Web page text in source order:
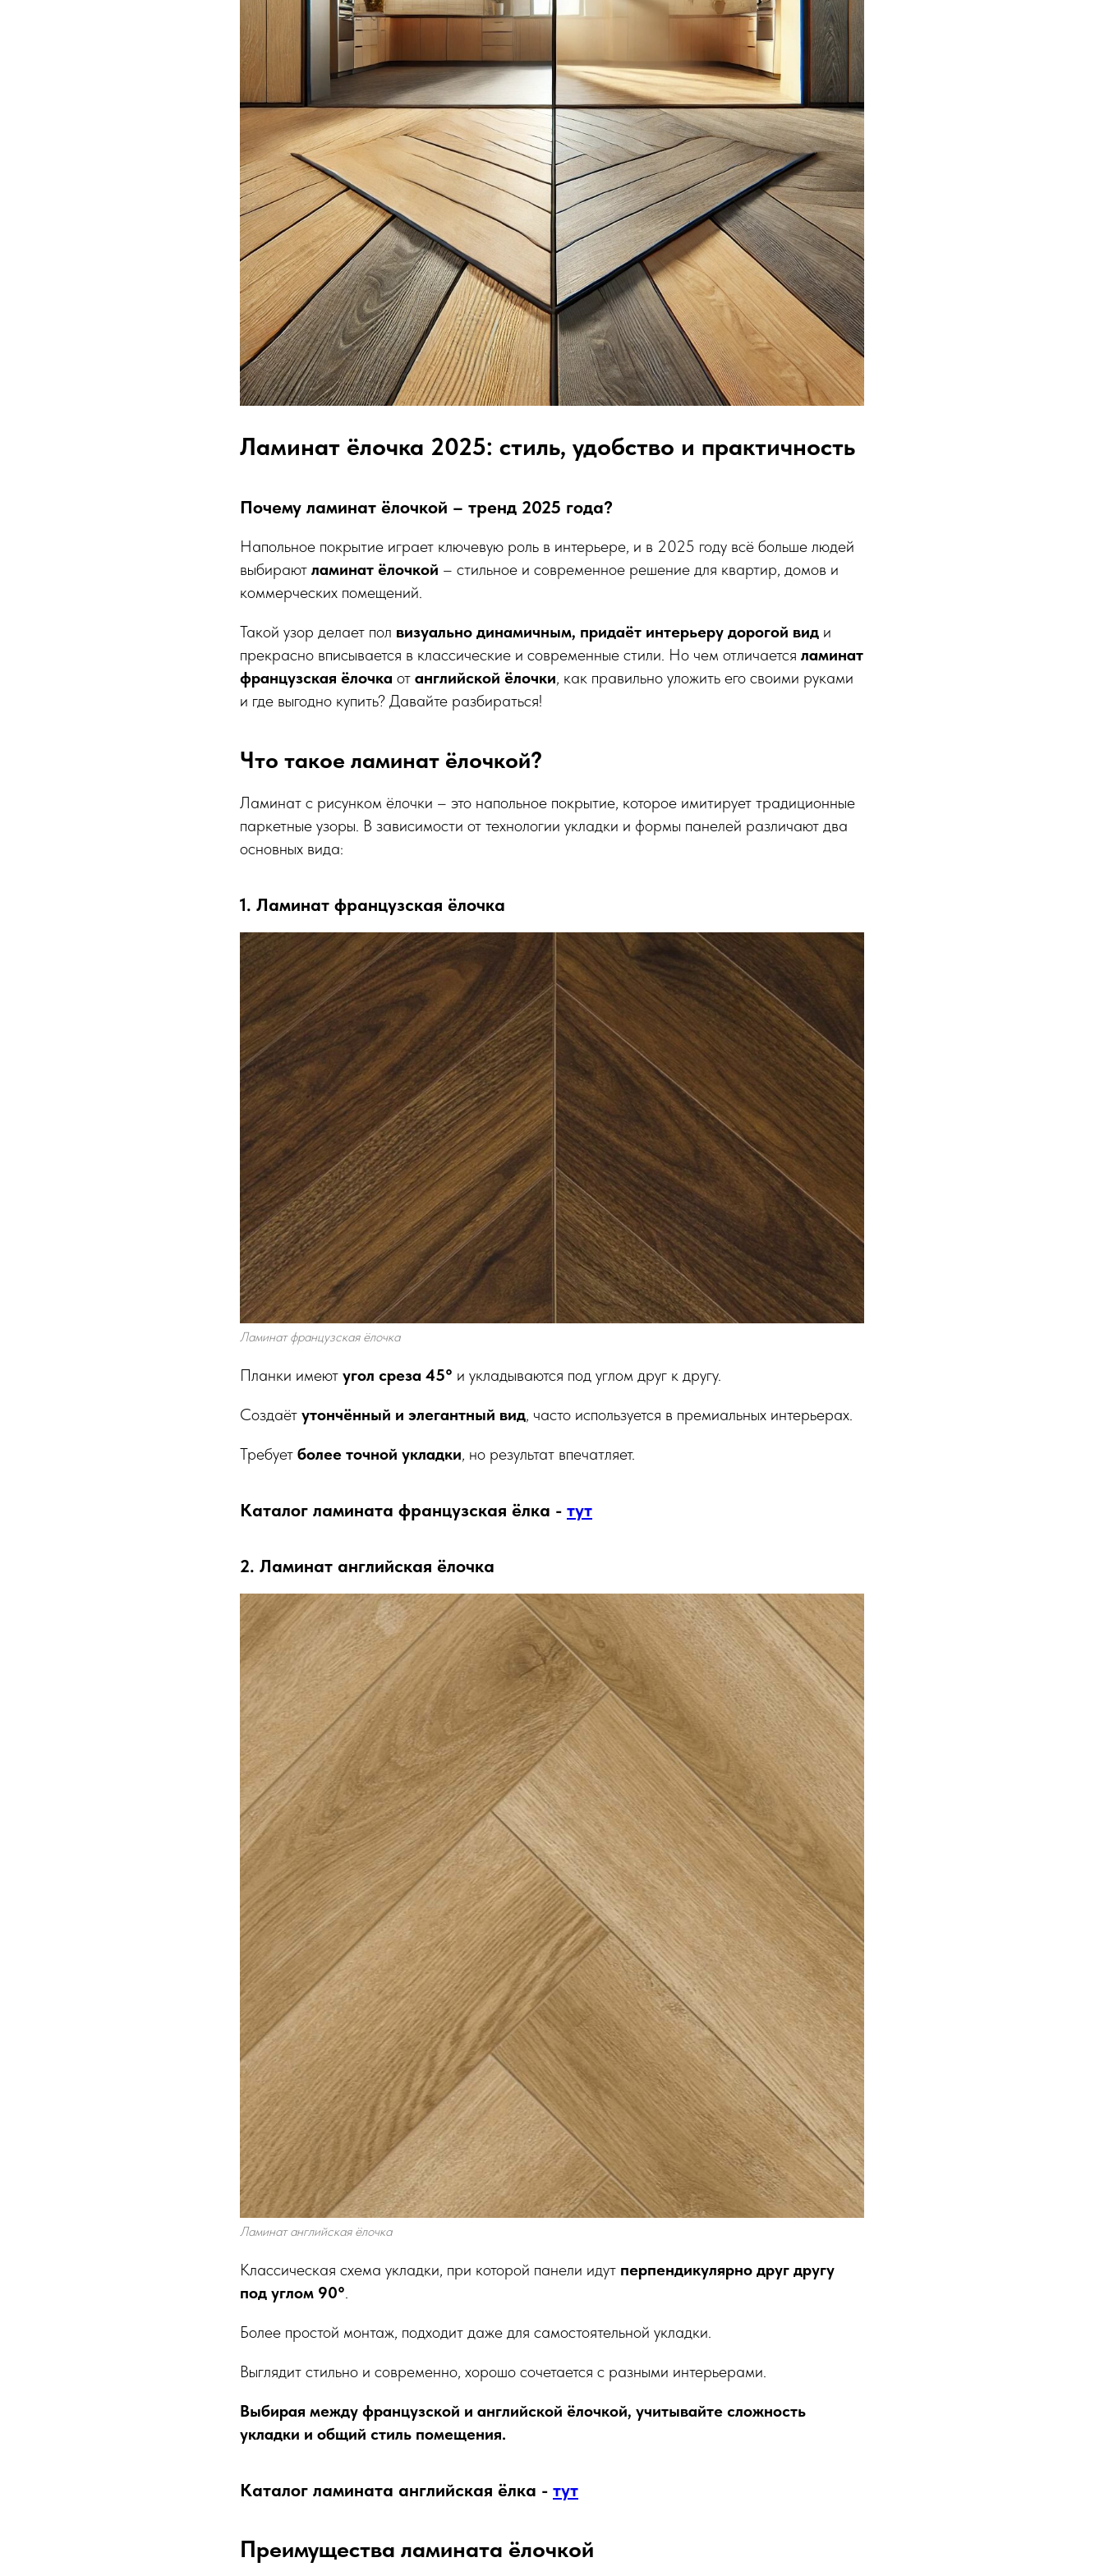
Ламинат ёлочка 2025: стиль, удобство и практичность
Почему ламинат ёлочкой – тренд 2025 года?
Напольное покрытие играет ключевую роль в интерьере, и в 2025 году всё больше людей
выбирают ламинат ёлочкой – стильное и современное решение для квартир, домов и
коммерческих помещений.
Такой узор делает пол визуально динамичным, придаёт интерьеру дорогой вид и
прекрасно вписывается в классические и современные стили. Но чем отличается ламинат
французская ёлочка от английской ёлочки, как правильно уложить его своими руками
и где выгодно купить? Давайте разбираться!
Что такое ламинат ёлочкой?
Ламинат с рисунком ёлочки – это напольное покрытие, которое имитирует традиционные
паркетные узоры. В зависимости от технологии укладки и формы панелей различают два
основных вида:
1. Ламинат французская ёлочка
Ламинат французская ёлочка
Планки имеют угол среза 45° и укладываются под углом друг к другу.
Создаёт утончённый и элегантный вид, часто используется в премиальных интерьерах.
Требует более точной укладки, но результат впечатляет.
Каталог ламината французская ёлка - тут
2. Ламинат английская ёлочка
Ламинат английская ёлочка
Классическая схема укладки, при которой панели идут перпендикулярно друг другу
под углом 90°.
Более простой монтаж, подходит даже для самостоятельной укладки.
Выглядит стильно и современно, хорошо сочетается с разными интерьерами.
Выбирая между французской и английской ёлочкой, учитывайте сложность
укладки и общий стиль помещения.
Каталог ламината английская ёлка - тут
Преимущества ламината ёлочкой